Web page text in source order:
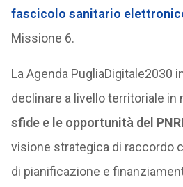
fascicolo sanitario
Missione 6.
La Agenda PugliaDigitale2030
declinare a livello territoriale in
sfide e le opportunità del
visione strategica di raccordo
di pianificazione e